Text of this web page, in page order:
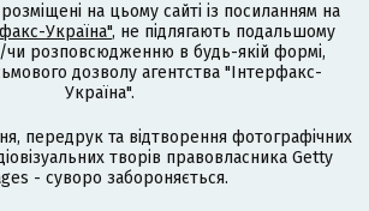
розміщені на цьому сайті із посиланням на
Україна", не підлягають подальшому
чи розповсюдженню в будь-якій формі,
дозволу агентства "Інтерфакс-
Україна".
передрук та відтворення фотографічних
творів правовласника Getty
- суворо забороняється.